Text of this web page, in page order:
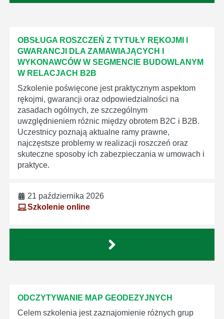
OBSŁUGA ROSZCZEŃ Z TYTUŁY RĘKOJMI I
GWARANCJI DLA ZAMAWIAJĄCYCH I
WYKONAWCÓW W SEGMENCIE BUDOWLANYM
W RELACJACH B2B
Szkolenie poświęcone jest praktycznym aspektom
rękojmi, gwarancji oraz odpowiedzialności na
zasadach ogólnych, ze szczególnym
uwzględnieniem różnic między obrotem B2C i B2B.
Uczestnicy poznają aktualne ramy prawne,
najczęstsze problemy w realizacji roszczeń oraz
skuteczne sposoby ich zabezpieczania w umowach i
praktyce.
21 października 2026
Szkolenie online
ODCZYTYWANIE MAP GEODEZYJNYCH
Celem szkolenia jest zaznajomienie różnych grup